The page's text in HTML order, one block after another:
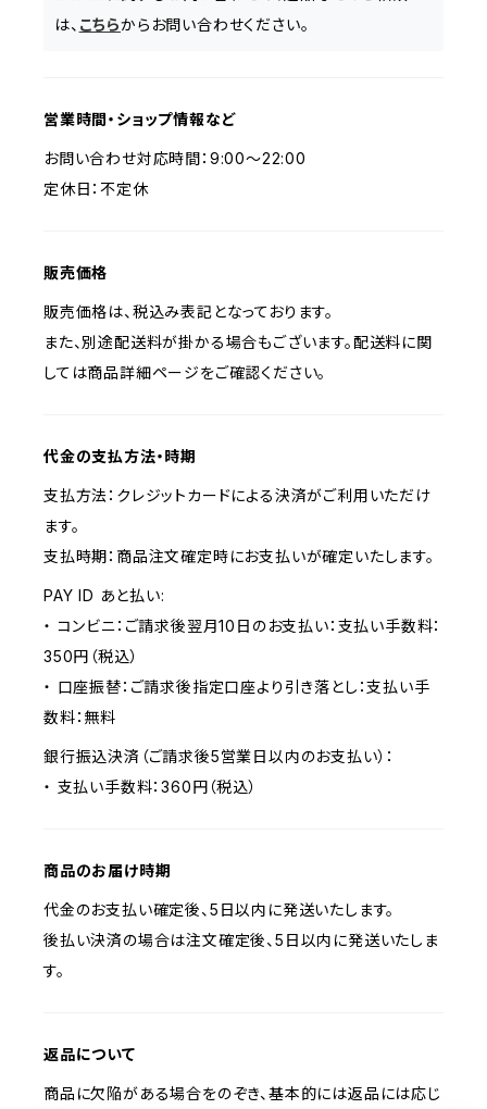
は、 こちらからお問い合わせください。
営業時間・ショップ情報など
お問い合わせ対応時間：9:00〜22:00
定休日：不定休
販売価格
販売価格は、税込み表記となっております。
また、別途配送料が掛かる場合もございます。配送料に関
しては商品詳細ページをご確認ください。
代金の支払方法・時期
支払方法：クレジットカードによる決済がご利用いただけ
ます。
支払時期：商品注文確定時にお支払いが確定いたします。
PAY ID あと払い:
・ コンビニ：ご請求後翌月10日のお支払い：支払い手数料：
350円（税込）
・ 口座振替：ご請求後指定口座より引き落とし：支払い手
数料：無料
銀行振込決済（ご請求後5営業日以内のお支払い）：
・ 支払い手数料：360円（税込）
商品のお届け時期
代金のお支払い確定後、5日以内に発送いたします。
後払い決済の場合は注文確定後、5日以内に発送いたしま
す。
返品について
商品に欠陥がある場合をのぞき、基本的には返品には応じ